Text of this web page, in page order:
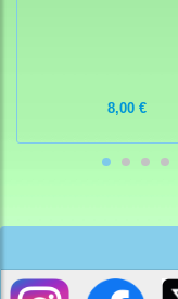
8,00 €